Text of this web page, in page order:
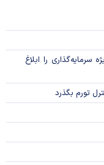
سرمایه‌گذاری را ابلاغ
تورم بگذرد